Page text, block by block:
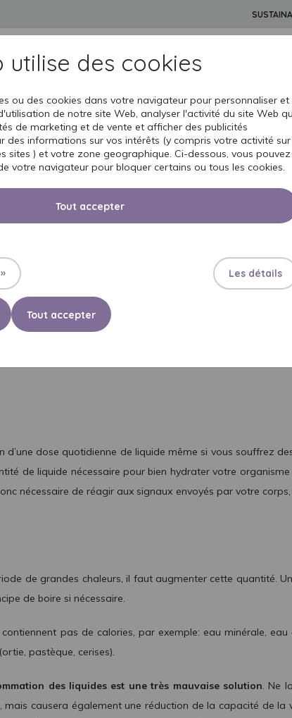
SOIGNER UN PROCHE PROFESSIONNELS
la méthode des petits pas. Les gestes, qui en
personnes actives que dépendantes.
Une attitude
dose quotidienne de liquide même si vous souffrez
de liquide nécessaire pour bien hydrater votre
nécessaire de réagir aux signaux envoyés par votre
de grandes chaleurs, il faut augmenter cette quantité.
de boire si nécessaire.
pas de calories, par exemple: eau minérale,
pastèque, cerises).
des liquides est une très mauvaise solution. Ne
causera également une réduction de la capacité de
utilise des cookies
ou des cookies dans votre navigateur pour personnaliser et
de notre site Web, analyser l'activité du site Web
de marketing et de vente et afficher des publicités
des informations sur vos intérêts (y compris votre activité sur
sites ) et votre zone geographique. Ci-dessous, vous pouvez
votre navigateur pour bloquer certains ou tous les cookies.
Tout accepter
Les détails
Tout accepter